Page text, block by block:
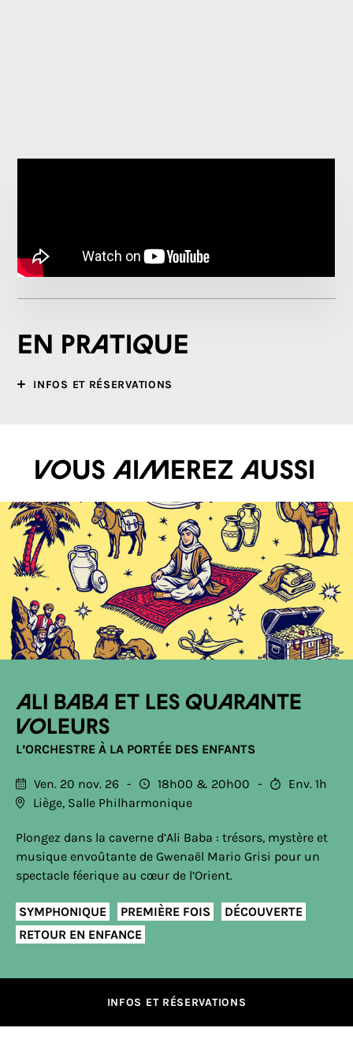
En pratique
INFOS ET RÉSERVATIONS
Vous aimerez aussi
Ali Baba et les quarante
voleurs
L’ORCHESTRE À LA PORTÉE DES ENFANTS
Ven. 20 nov. 26 18h00 20h00
Env. 1h
Liège, Salle Philharmonique
Plongez dans la caverne d’Ali Baba : trésors, mystère et
musique envoûtante de Gwenaël Mario Grisi pour un
spectacle féerique au cœur de l’Orient.
SYMPHONIQUE PREMIÈRE FOIS
DÉCOUVERTE
RETOUR EN ENFANCE
INFOS ET RÉSERVATIONS